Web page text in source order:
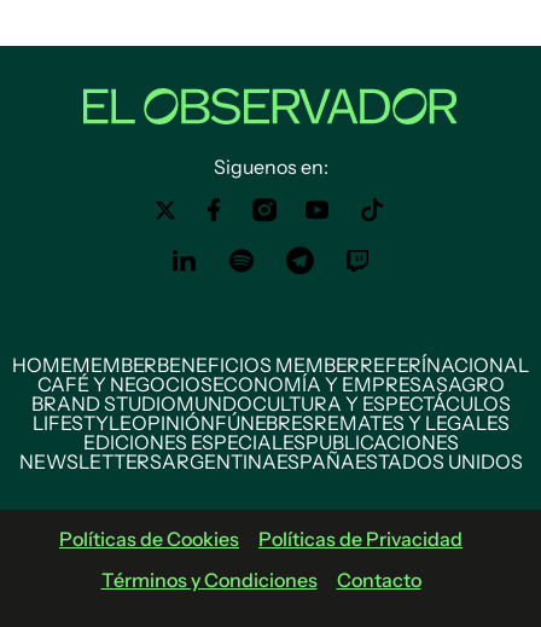
Siguenos en:
HOMEMEMBERBENEFICIOS MEMBERREFERÍNACIONAL
CAFÉ Y NEGOCIOSECONOMÍA Y EMPRESASAGRO
BRAND STUDIOMUNDOCULTURA Y ESPECTÁCULOS
LIFESTYLEOPINIÓNFÚNEBRESREMATES Y LEGALES
EDICIONES ESPECIALESPUBLICACIONES
NEWSLETTERSARGENTINAESPAÑAESTADOS UNIDOS
Políticas de Cookies
Políticas de Privacidad
Términos y Condiciones
Contacto